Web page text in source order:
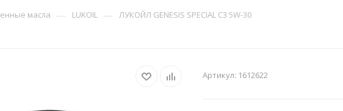
масла — LUKOIL — ЛУКОЙЛ GENESIS SPECIAL С3 5W-30
Артикул: 1612622